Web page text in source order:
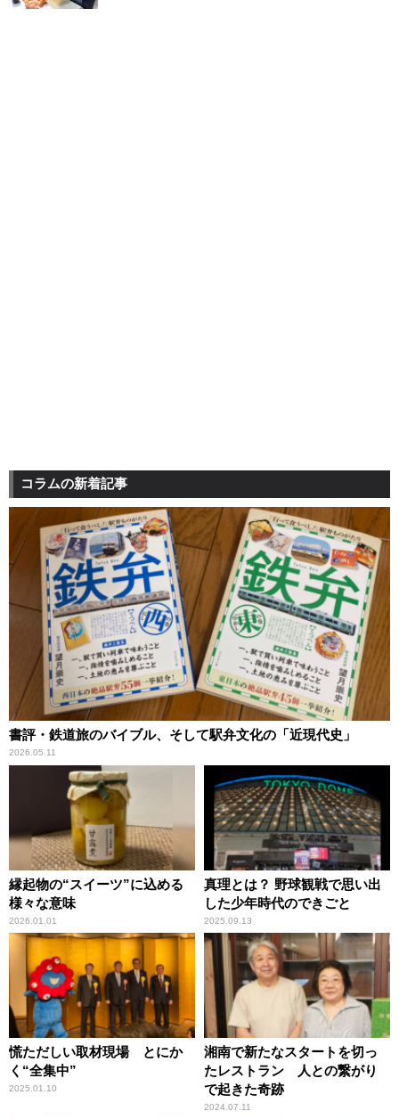
コラムの新着記事
書評・鉄道旅のバイブル、そして駅弁文化の「近現代史」
2026.05.11
縁起物の“スイーツ”に込める
様々な意味
2026.01.01
真理とは？ 野球観戦で思い出
した少年時代のできごと
2025.09.13
慌ただしい取材現場 とにか
く“全集中”
2025.01.10
湘南で新たなスタートを切っ
たレストラン 人との繋がり
で起きた奇跡
2024.07.11